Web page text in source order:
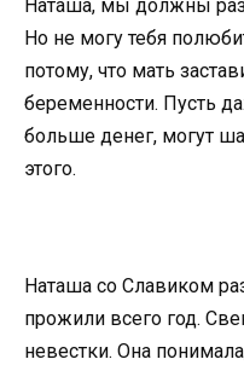
Наташа, мы должны
Но не могу тебя
потому, что мать
беременности. Пусть
больше денег, могут
этого.
Наташа со Славиком
прожили всего год.
невестки. Она